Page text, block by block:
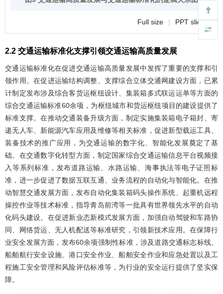
Full size | PPT slide
2.2 交通运输标准化支撑引领交通运输高质量发展
交通运输标准化在促进交通运输高质量发展中发挥了重要的支撑和引
领作用。在促进运输结构调整、支撑综合立体交通网建设方面，已累
计制定发布涉及综合客货运枢纽设计、集装箱多式联运运单等方面的
综合交通运输标准60余项，为枢纽城市和货运枢纽项目的建设提供了
标准支撑。在推动交通装备升级方面，制定实施集装箱电子箱封、寄
递无人车、新能源汽车应用及维修等相关标准，促进新型载运工具、
装备技术的推广应用，为交通运输的数字化、智能化发展奠定了基
础。在交通数字化转型方面，制定国家综合交通运输信息平台视频接
入等系列标准，发布道路运输、水路运输、海事执法等电子证照标
准，进一步促进了数据互联互通、业务流程的自动化与智能化。在推
动智慧交通发展方面，发布自动化集装箱码头操作系统、起重机远程
操控作业等技术标准，指导青岛前湾等一批具有世界领先水平的自动
化码头建设。在促进新业态新模式发展方面，加强自动驾驶和车路协
同、网络货运、无人机配送等标准研究，引领新技术应用。在保障行
业安全发展方面，发布60余项强制性标准，涉及道路交通标志标线、
船舶航行安全设施、港口安全作业、船舶安全作业和应急处置以及工
程施工安全管理和风险评估标准等，为行业的安全运行提供了坚实保
障。